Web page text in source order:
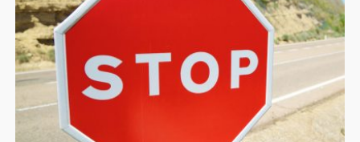
NEWSLETTER
SÍGUENOS